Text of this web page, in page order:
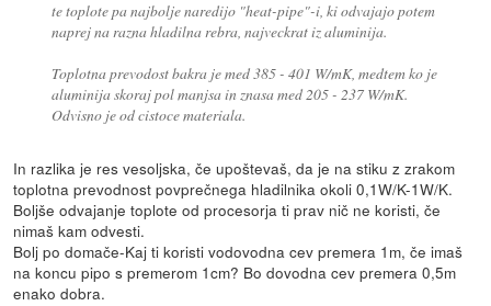
te toplote pa najbolje naredijo "heat-pipe"-i, ki odvajajo potem
naprej na razna hladilna rebra, najveckrat iz aluminija.
Toplotna prevodost bakra je med 385 - 401 W/mK, medtem ko je
aluminija skoraj pol manjsa in znasa med 205 - 237 W/mK.
Odvisno je od cistoce materiala.
In razlika je res vesoljska, če upoštevaš, da je na stiku z zrakom
toplotna prevodnost povprečnega hladilnika okoli 0,1W/K-1W/K.
Boljše odvajanje toplote od procesorja ti prav nič ne koristi, če
nimaš kam odvesti.
Bolj po domače-Kaj ti koristi vodovodna cev premera 1m, če imaš
na koncu pipo s premerom 1cm? Bo dovodna cev premera 0,5m
enako dobra.